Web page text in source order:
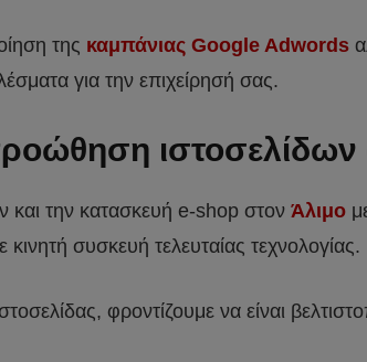
της καμπάνιας Google Adwords
για την επιχείρησή σας.
ιστοσελίδων
και την κατασκευή e-shop στον Άλιμο
συσκευή τελευταίας τεχνολογίας.
φροντίζουμε να είναι